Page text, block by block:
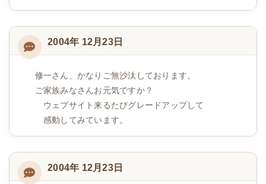
2004年 12月23日
修一さん、かなりご無沙汰しております。
ご家族みなさんお元気ですか？
ウェブサイト来るたびグレードアップして
感動してみています。
2004年 12月23日